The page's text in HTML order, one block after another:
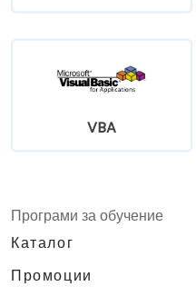
VBA
Програми за обучение
Каталог
Промоции